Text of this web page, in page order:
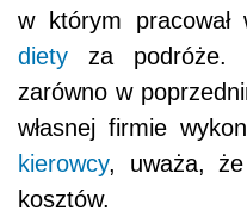
w którym pracował
diety za podróże.
zarówno w
własnej firmie
kierowcy, uważa,
kosztów.